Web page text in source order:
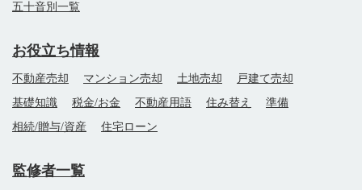
五十音別一覧
お役立ち情報
不動産売却 マンション売却 土地売却
戸建て売却
基礎知識
税金/お金 不動産用語 住み替え
準備
相続/贈与/資産
住宅ローン
監修者一覧